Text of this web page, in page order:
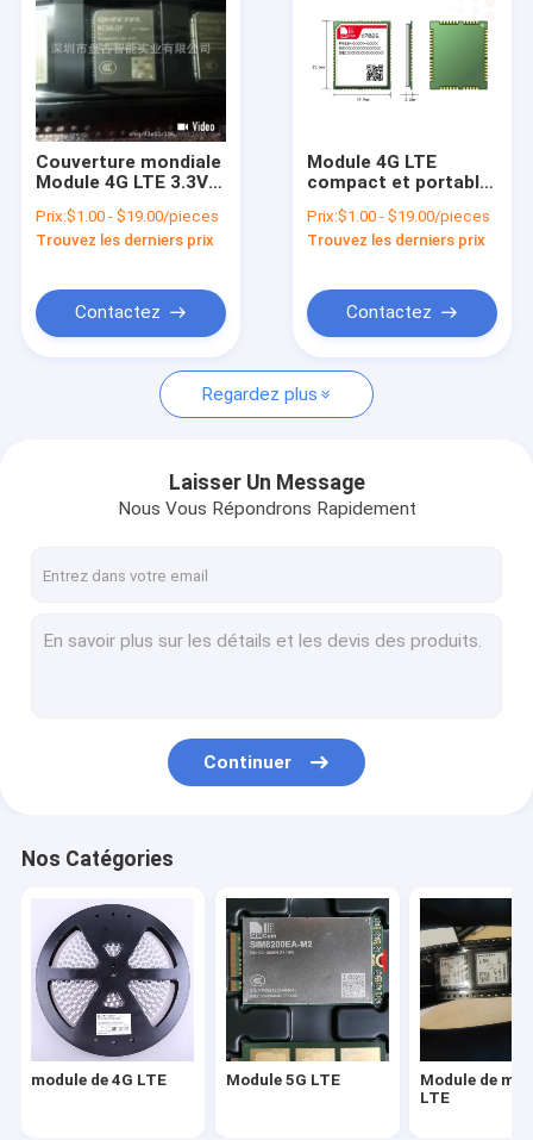
Vidéos
À propos de nous
visite de l'usine
Nous contacter
Nouvelles
Demandez un devis
module de 4G LTE
Module 5G LTE
Module de routeur sans fil
Couverture mondiale
Module 4G LTE 3.3V à
pour le modem WiFi
USB
Prix:$1.00 - $19.00/pieces
Trouvez les derniers prix
Contactez
Module 4G LTE
compact et portable
flexible pour le
modem WiFi USB
Prix:$1.00 - $19.00/pieces
Trouvez les derniers prix
Contactez
Regardez plus
Laisser Un Message
Nous Vous Répondrons Rapidement
Continuer
Nos Catégories
module de 4G LTE Module 5G LTE
Module de
LTE